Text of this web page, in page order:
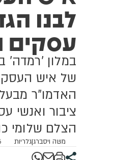
הטרור חזבאללה״
לבנו
עסקים
במלון 'רמדה'
של איש
האדמו"ר
ציבור ואנשי
הצלם שלומי
משה ויסברג|גלריות